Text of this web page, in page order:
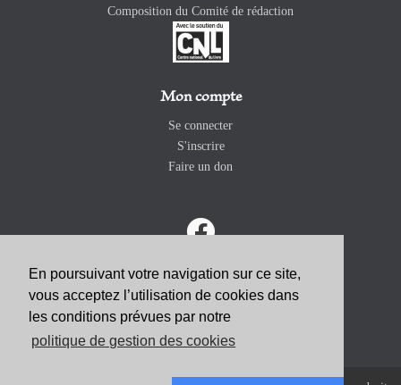
En poursuivant votre navigation sur ce site,
vous acceptez l’utilisation de cookies dans
les conditions prévues par notre
politique de gestion des cookies
Composition du Comité de rédaction
Mon compte
Se connecter
S'inscrire
Faire un don
ABONNEZ-VOUS